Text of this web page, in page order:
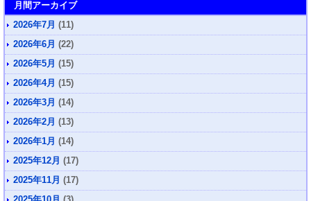
月間アーカイブ
2026年7月 (11)
2026年6月 (22)
2026年5月 (15)
2026年4月 (15)
2026年3月 (14)
2026年2月 (13)
2026年1月 (14)
2025年12月 (17)
2025年11月 (17)